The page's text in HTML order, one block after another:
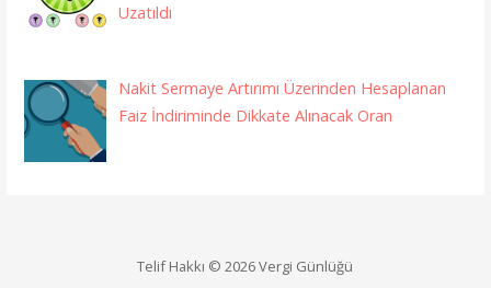
Uzatıldı
Nakit Sermaye Artırımı Üzerinden Hesaplanan
Faiz İndiriminde Dikkate Alınacak Oran
Telif Hakkı © 2026 Vergi Günlüğü